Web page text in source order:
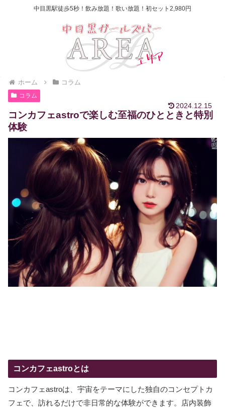
中目黒駅徒歩5秒！飲み放題！歌い放題！初セット2,980円
ホーム コラム
コラム
2024.12.15
コンカフェastroで楽しむ至福のひとときと特別
体験
コンカフェastroとは
コンカフェastroは、宇宙をテーマにした独自のコンセプトカ
フェで、訪れるだけで非日常的な体験ができます。店内装飾